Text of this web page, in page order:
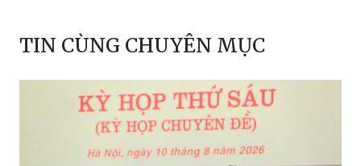
TIN CÙNG CHUYÊN MỤC